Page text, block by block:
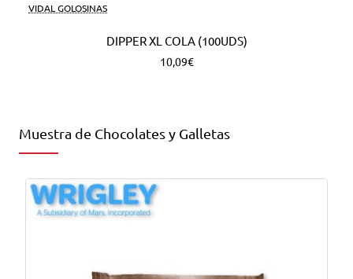
VIDAL GOLOSINAS
DIPPER XL COLA (100UDS)
10,09€
Muestra de Chocolates y Galletas